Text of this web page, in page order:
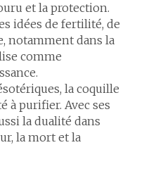
et la protection.
idées de fertilité, de
notamment dans la
comme
la coquille
à purifier. Avec ses
la dualité dans
la mort et la